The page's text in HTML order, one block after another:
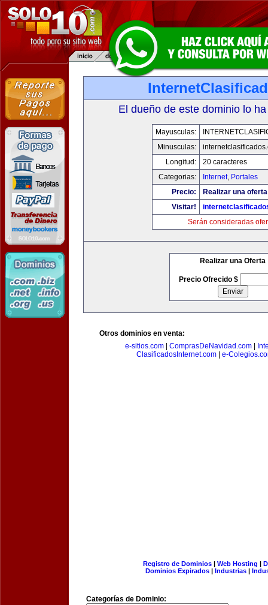
El dueño de este dominio lo
Mayusculas:
Minusculas:
Longitud:
20 caracteres
Categorias:
Internet, Portales
Precio:
Realizar una
Visitar!
Serán consideradas
Realizar una Oferta
Precio Ofrecido $
Otros dominios en venta:
e-sitios.com| ComprasDeNavidad.com|
ClasificadosInternet.com| e-
Registro de Dominios| Web Hosting |
Dominios Expirados | Industrias |
Categorías de Dominio: